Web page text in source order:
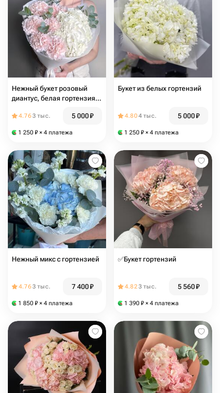
Нежный букет розовый
диантус, белая гортензия и
4.763 тыс. 5 000₽
1 250 ₽ × 4 платежа
Букет из белых гортензий
4.804 тыс. 5 000₽
1 250 ₽ × 4 платежа
Нежный микс с гортензией
4.763 тыс. 7 400₽
1 850 ₽ × 4 платежа
✅Букет гортензий
4.823 тыс. 5 560₽
1 390 ₽ × 4 платежа